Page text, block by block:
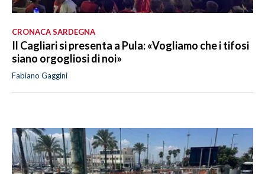
CRONACA SARDEGNA
Il Cagliari si presenta a Pula: «Vogliamo che i tifosi
siano orgogliosi di noi»
Fabiano Gaggini